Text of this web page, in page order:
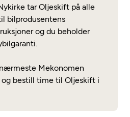
tjenester her
en konto
tar Oljeskift på alle
bilprodusentens
og du beholder
Mekonomen
bestill time til Oljeskift i